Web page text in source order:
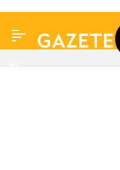
Hüsnü Çoban’ın altında!